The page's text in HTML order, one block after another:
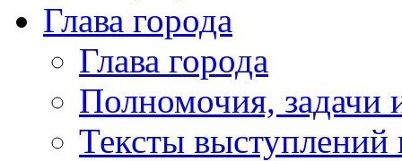
Глава города
Глава города
Полномочия, задачи
Тексты выступлений